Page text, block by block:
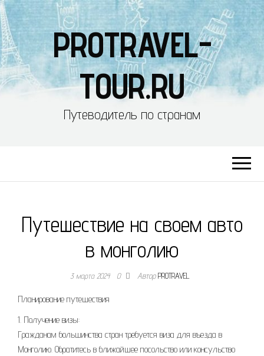
PROTRAVEL-
TOUR.RU
Путеводитель по странам
Путешествие на своем авто
в монголию
3 марта 2024 0 АвторPROTRAVEL
Планирование путешествия
1. Получение визы:
Гражданам большинства стран требуется виза для въезда в
Монголию. Обратитесь в ближайшее посольство или консульство